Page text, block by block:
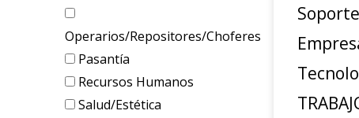
Operarios/Repositores/Choferes
Pasantía
Recursos Humanos
Salud/Estética